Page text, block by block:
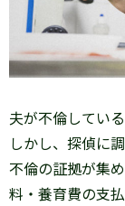
夫が不倫してい
しかし、探偵に
不倫の証拠が集
料・養育費の支